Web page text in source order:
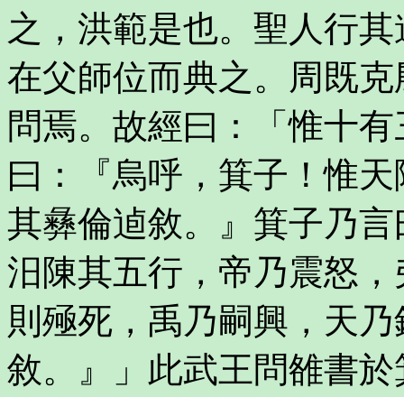
之，洪範是也。聖人行
在父師位而典之。周既
問焉。故經曰：「惟十
曰：『烏呼，箕子！惟
其彝倫逌敘。』箕子乃
汨陳其五行，帝乃震怒
則殛死，禹乃嗣興，天
敘。』」此武王問雒書